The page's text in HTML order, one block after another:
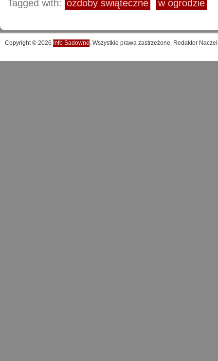
Tagged with: ozdoby świąteczne w ogrodzie
Copyright © 2026 Info Sadowne. Wszystkie prawa zastrzeżone. Redaktor